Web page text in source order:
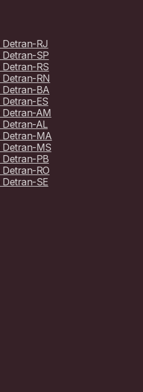
Detran-RJ
Detran-SP
Detran-RS
Detran-RN
Detran-BA
Detran-ES
Detran-AM
Detran-AL
Detran-MA
Detran-MS
Detran-PB
Detran-RO
Detran-SE